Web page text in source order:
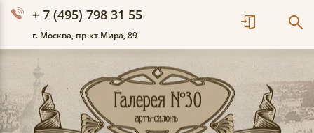
+ 7 (495) 798 31 55
г. Москва, пр-кт Мира, 89